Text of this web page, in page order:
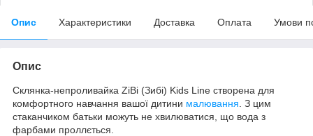
Опис Характеристики Доставка Оплата Умови
Опис
Склянка-непроливайка ZiBi (Зибі) Kids Line створена для
комфортного навчання вашої дитини малювання . З цим
стаканчиком батьки можуть не хвилюватися, що вода з
фарбами проллється.